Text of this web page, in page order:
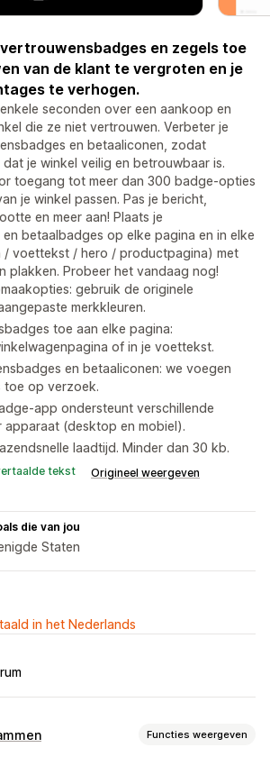
en zegels toe
van de klant te vergroten en je
te verhogen.
seconden over een aankoop en
die ze niet vertrouwen. Verbeter je
en betaaliconen, zodat
je winkel veilig en betrouwbaar is.
toegang tot meer dan 300 badge-opties
je winkel passen. Pas je bericht,
en meer aan! Plaats je
betaalbadges op elke pagina en in elke
/ voettekst / hero / productpagina) met
plakken. Probeer het vandaag nog!
gebruik de originele
merkkleuren.
toe aan elke pagina:
of in je voettekst.
en betaaliconen: we voegen
toe op verzoek.
app ondersteunt verschillende
(desktop en mobiel).
laadtijd. Minder dan 30 kb.
tekst Origineel weergeven
die van jou
Staten
in het Nederlands
Functies weergeven